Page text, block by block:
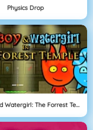
Physics Drop
Fireboy And Watergirl: The Forrest Temple